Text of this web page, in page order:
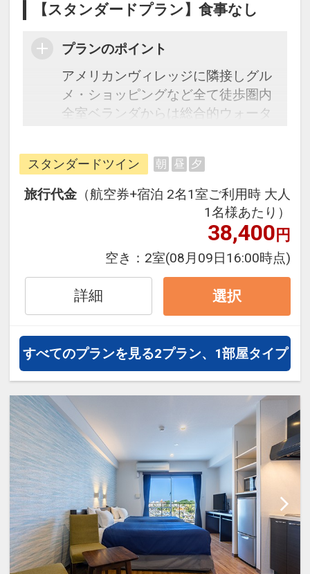
【スタンダードプラン】食事なし
プランのポイント
アメリカンヴィレッジに隣接しグル
メ・ショッピングなど全て徒歩圏内
全室ベランダからは総合的ウォータ
リーナが見渡せます
お部屋ごとに違う壁は明るさを重視
した色合いで、女性やお子様に喜ば
れるホテルづくりを目指しています
女性のお客様へフロントにて乳液な
どのスキンケア用品をプレゼントし
ておりますチェックイン時にお申し
出ください
乳幼児連れのお客様へは【紙おむつ
5枚・キューブミルク1本（5個入
り）・おしり拭き（滞在中1ｹ）を1
セットにして泊数分プレゼントいた
します（最大3泊まで）
スタンダードツイン 朝 昼 夕
旅行代金 （航空券+宿泊 2名1室ご利用時 大人
1名様あたり）
38,400円
空き： 2室(08月09日16:00時点)
詳細 選択
すべてのプランを見る2プラン、1部屋タイプ